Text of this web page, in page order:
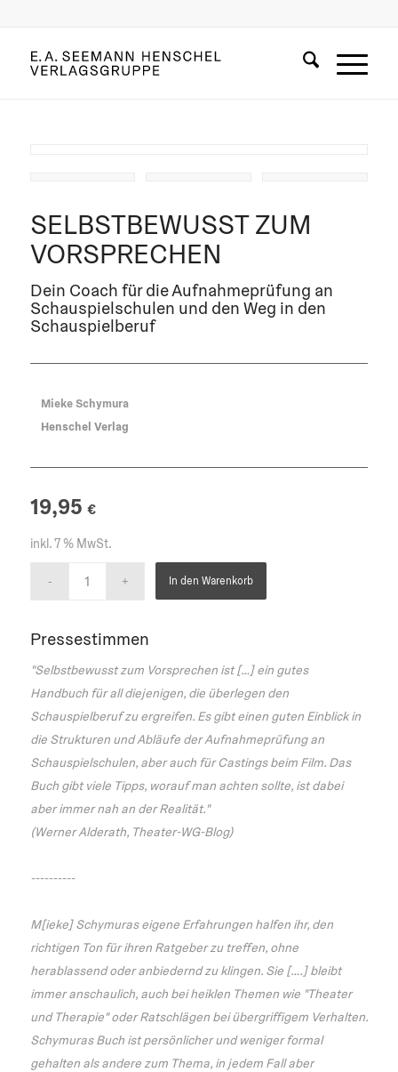
SELBSTBEWUSST ZUM
VORSPRECHEN
Dein Coach für die Aufnahmeprüfung an
Schauspielschulen und den Weg in den
Schauspielberuf
Mieke Schymura
Henschel Verlag
19,95 €
inkl. 7 % MwSt.
In den Warenkorb
Pressestimmen
"Selbstbewusst zum Vorsprechen ist […] ein gutes
Handbuch für all diejenigen, die überlegen den
Schauspielberuf zu ergreifen. Es gibt einen guten Einblick in
die Strukturen und Abläufe der Aufnahmeprüfung an
Schauspielschulen, aber auch für Castings beim Film. Das
Buch gibt viele Tipps, worauf man achten sollte, ist dabei
aber immer nah an der Realität."
(Werner Alderath, Theater-WG-Blog)
----------
M[ieke] Schymuras eigene Erfahrungen halfen ihr, den
richtigen Ton für ihren Ratgeber zu treffen, ohne
herablassend oder anbiedernd zu klingen. Sie [….] bleibt
immer anschaulich, auch bei heiklen Themen wie "Theater
und Therapie" oder Ratschlägen bei übergriffigem Verhalten.
Schymuras Buch ist persönlicher und weniger formal
gehalten als andere zum Thema, in jedem Fall aber